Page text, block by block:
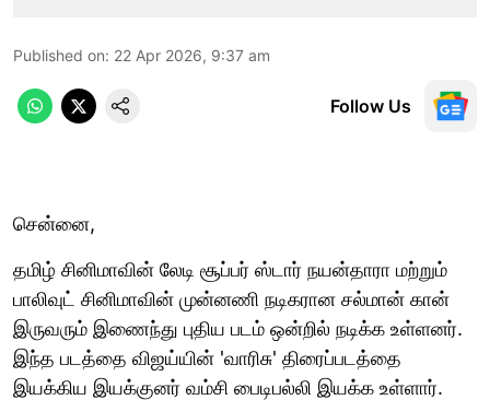
Published on: 22 Apr 2026, 9:37 am
Follow Us
சென்னை,
தமிழ் சினிமாவின் லேடி சூப்பர் ஸ்டார் நயன்தாரா மற்றும்
பாலிவுட் சினிமாவின் முன்னணி நடிகரான சல்மான் கான்
இருவரும் இணைந்து புதிய படம் ஒன்றில் நடிக்க உள்ளனர்.
இந்த படத்தை விஜய்யின் 'வாரிசு' திரைப்படத்தை
இயக்கிய இயக்குனர் வம்சி பைடிபல்லி இயக்க உள்ளார்.